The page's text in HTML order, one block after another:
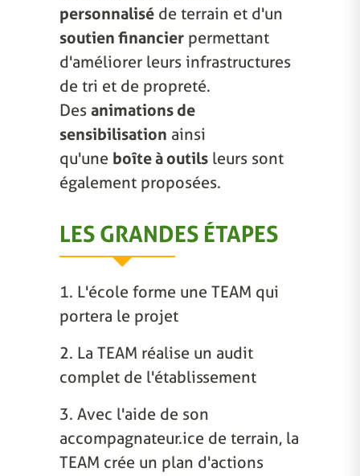
personnalisé de terrain et d'un
soutien financier permettant
d'améliorer leurs infrastructures
de tri et de propreté.
Des animations de
sensibilisation ainsi
qu'une boîte à outils leurs sont
également proposées.
LES GRANDES ÉTAPES
1. L'école forme une TEAM qui
portera le projet
2. La TEAM réalise un audit
complet de l'établissement
3. Avec l'aide de son
accompagnateur.ice de terrain, la
TEAM crée un plan d'actions